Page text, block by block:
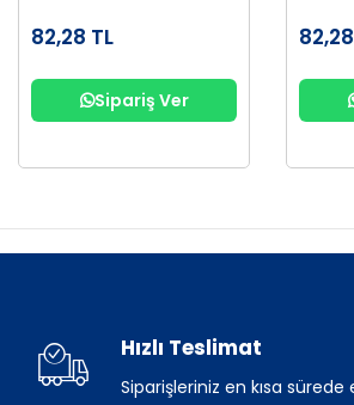
82,28 TL
Sipariş Ver
Hızlı Teslimat
Siparişleriniz en kısa sürede